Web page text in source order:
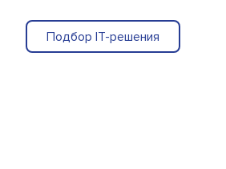
Подбор IT-решения